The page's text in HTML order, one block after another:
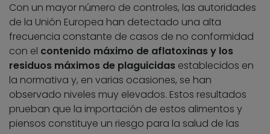
Con un mayor número de controles, las autoridades
de la Unión Europea han detectado una alta
frecuencia constante de casos de no conformidad
con el contenido máximo de aflatoxinas y los
residuos máximos de plaguicidas establecidos en
la normativa y, en varias ocasiones, se han
observado niveles muy elevados. Estos resultados
prueban que la importación de estos alimentos y
piensos constituye un riesgo para la salud de las